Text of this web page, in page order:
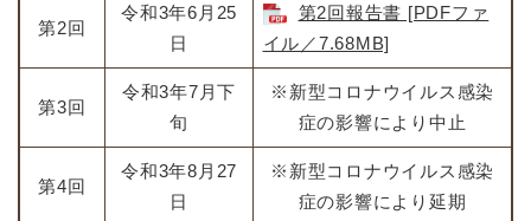
第2回
令和3年6月25
日
第2回報告書 [PDFファ
イル／7.68MB]
第3回
令和3年7月下
旬
※新型コロナウイルス感染
症の影響により中止
第4回
令和3年8月27
日
※新型コロナウイルス感染
症の影響により延期